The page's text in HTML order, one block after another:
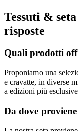
Tessuti &
risposte
Quali prodotti
Proponiamo una
e cravatte, in diverse
a edizioni più
Da dove